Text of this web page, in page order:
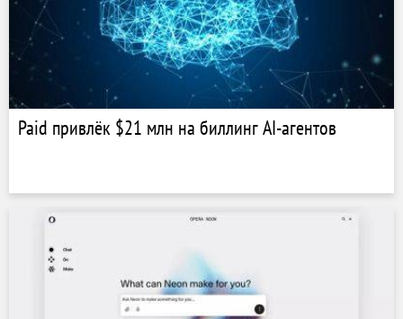
Paid привлёк $21 млн на биллинг AI-агентов